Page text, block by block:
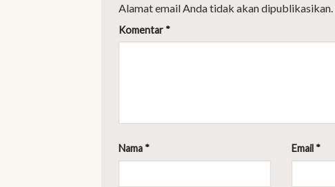
Alamat email Anda tidak akan dipublikasikan.
Komentar *
Nama * Email *